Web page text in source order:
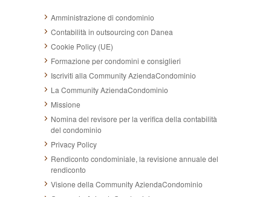
Amministrazione di condominio
Contabilità in outsourcing con Danea
Cookie Policy (UE)
Formazione per condomini e consiglieri
Iscriviti alla Community AziendaCondominio
La Community AziendaCondominio
Missione
Nomina del revisore per la verifica della contabilità
del condominio
Privacy Policy
Rendiconto condominiale, la revisione annuale del
rendiconto
Visione della Community AziendaCondominio